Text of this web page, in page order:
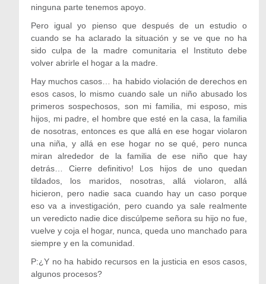
ninguna parte tenemos apoyo.
Pero igual yo pienso que después de un estudio o
cuando se ha aclarado la situación y se ve que no ha
sido culpa de la madre comunitaria el Instituto debe
volver abrirle el hogar a la madre.
Hay muchos casos… ha habido violación de derechos en
esos casos, lo mismo cuando sale un niño abusado los
primeros sospechosos, son mi familia, mi esposo, mis
hijos, mi padre, el hombre que esté en la casa, la familia
de nosotras, entonces es que allá en ese hogar violaron
una niña, y allá en ese hogar no se qué, pero nunca
miran alrededor de la familia de ese niño que hay
detrás… Cierre definitivo! Los hijos de uno quedan
tildados, los maridos, nosotras, allá violaron, allá
hicieron, pero nadie saca cuando hay un caso porque
eso va a investigación, pero cuando ya sale realmente
un veredicto nadie dice discúlpeme señora su hijo no fue,
vuelve y coja el hogar, nunca, queda uno manchado para
siempre y en la comunidad.
P:¿Y no ha habido recursos en la justicia en esos casos,
algunos procesos?